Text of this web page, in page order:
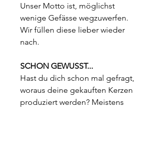
Unser Motto ist, möglichst
wenige Gefässe wegzuwerfen.
Wir füllen diese lieber wieder
nach.
SCHON GEWUSST...
Hast du dich schon mal gefragt,
woraus deine gekauften Kerzen
produziert werden? Meistens